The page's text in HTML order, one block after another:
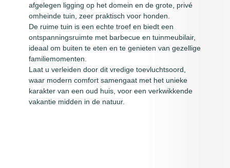
afgelegen ligging op het domein en de grote, privé
omheinde tuin, zeer praktisch voor honden.
De ruime tuin is een echte troef en biedt een
ontspanningsruimte met barbecue en tuinmeubilair,
ideaal om buiten te eten en te genieten van gezellige
familiemomenten.
Laat u verleiden door dit vredige toevluchtsoord,
waar modern comfort samengaat met het unieke
karakter van een oud huis, voor een verkwikkende
vakantie midden in de natuur.